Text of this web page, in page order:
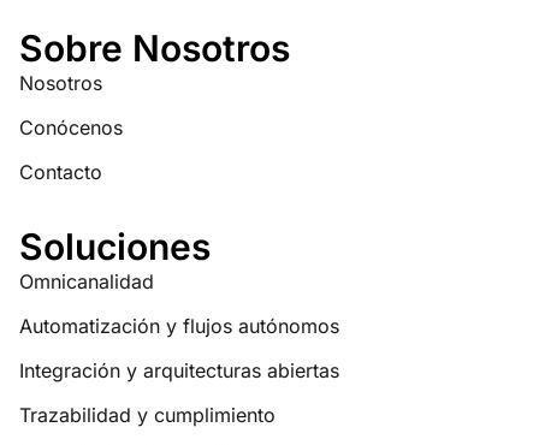
Sobre Nosotros
Nosotros
Conócenos
Contacto
Soluciones
Omnicanalidad
Automatización y flujos autónomos
Integración y arquitecturas abiertas
Trazabilidad y cumplimiento